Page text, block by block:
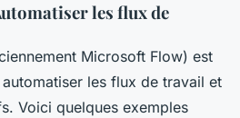
les flux de
Microsoft Flow) est
les flux de travail et
Voici quelques exemples